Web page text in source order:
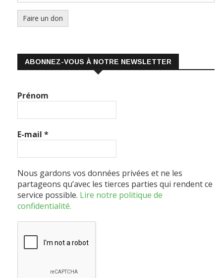
Faire un don
ABONNEZ-VOUS À NOTRE NEWSLETTER
Prénom
E-mail *
Nous gardons vos données privées et ne les
partageons qu’avec les tierces parties qui rendent ce
service possible. Lire notre politique de
confidentialité.